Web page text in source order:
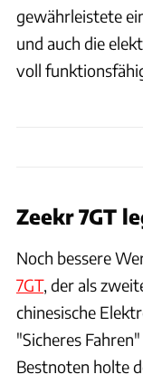
gewährleistete
und auch die
voll
Zeekr 7GT
Noch bessere
7GT, der als
chinesische
"Sicheres
Bestnoten holte